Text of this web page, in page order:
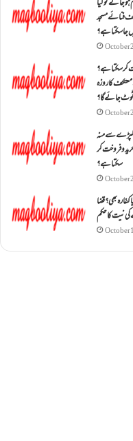
جائے تو کیا
فنائے مسجد
جا سکتا ہے؟
October
کر سکتا ہے؟
کا روزہ
ٹوٹ جائے گا؟
October
کپڑے سے منہ
و فروخت کر
سکتا ہے؟
October
بھی؟ قضا
نیت کا حکم
October